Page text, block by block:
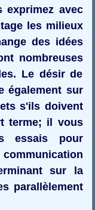
exprimez avec
les milieux
des idées
nombreuses
Le désir de
également sur
s'ils doivent
terme; il vous
essais pour
sur la
parallèlement